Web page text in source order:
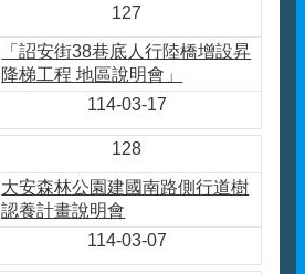
127
「詔安街38巷底人行陸橋增設昇
降梯工程 地區說明會」
114-03-17
128
大安森林公園建國南路側行道樹
認養計畫說明會
114-03-07